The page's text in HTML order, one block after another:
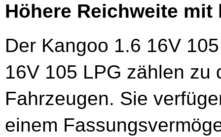
Höhere Reichweite
Der Kangoo 1.6 16V
16V 105 LPG zählen zu
Fahrzeugen. Sie
einem